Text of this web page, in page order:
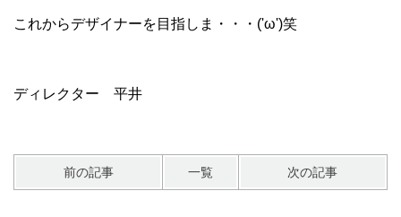
これからデザイナーを目指しま・・・('ω')笑
ディレクター 平井
前の記事 一覧 次の記事